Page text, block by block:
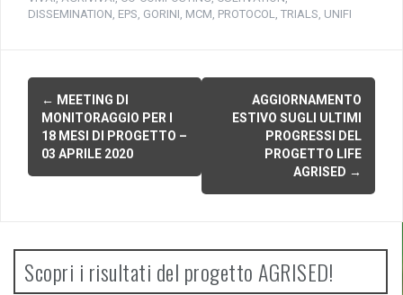
DISSEMINATION, EPS, GORINI, MCM, PROTOCOL, TRIALS, UNIFI
N
v
a
← MEETING DI
MONITORAGGIO PER I
18 MESI DI PROGETTO –
03 APRILE 2020
AGGIORNAMENTO
ESTIVO SUGLI ULTIMI
PROGRESSI DEL
PROGETTO LIFE
AGRISED →
Scopri i risultati del progetto AGRISED!